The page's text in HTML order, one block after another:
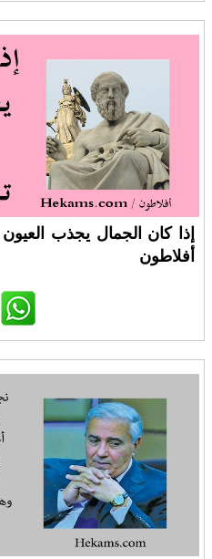
إذا كان الجمال يجذب
أفلاطون